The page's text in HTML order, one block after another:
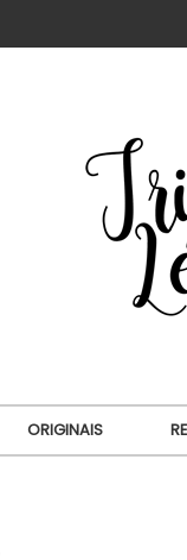
ORIGINAIS